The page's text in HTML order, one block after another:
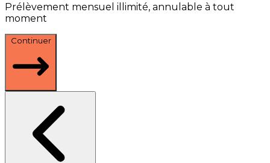
Prélèvement mensuel illimité, annulable à tout
moment
Continuer